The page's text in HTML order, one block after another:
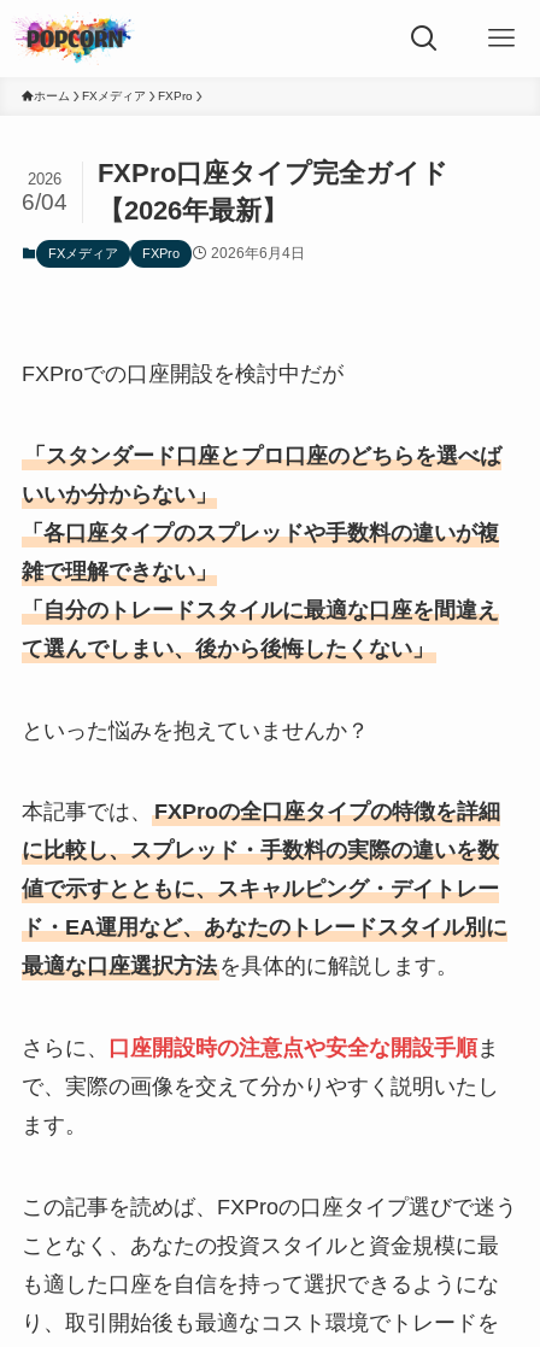
ホーム FXメディア FXPro
FXPro口座タイプ完全ガイド
【2026年最新】
2026
6/04
FXメディア FXPro 2026年6月4日
FXProでの口座開設を検討中だが
「スタンダード口座とプロ口座のどちらを選べば
いいか分からない」
「各口座タイプのスプレッドや手数料の違いが複
雑で理解できない」
「自分のトレードスタイルに最適な口座を間違え
て選んでしまい、後から後悔したくない」
といった悩みを抱えていませんか？
本記事では、 FXProの全口座タイプの特徴を詳細
に比較し、スプレッド・手数料の実際の違いを数
値で示すとともに、スキャルピング・デイトレー
ド・EA運用など、あなたのトレードスタイル別に
最適な口座選択方法を具体的に解説します。
さらに、 口座開設時の注意点や安全な開設手順ま
で、実際の画像を交えて分かりやすく説明いたし
ます。
この記事を読めば、FXProの口座タイプ選びで迷う
ことなく、あなたの投資スタイルと資金規模に最
も適した口座を自信を持って選択できるようにな
り、取引開始後も最適なコスト環境でトレードを